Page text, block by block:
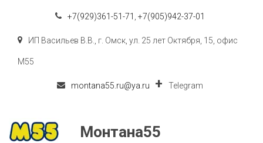
+7(929)361-51-71 +7(905)942-37-01
ИП Васильев В.В. г. Омск ул. 25 лет Октября, 15 офис
M55
montana55.ru@ya.ru Telegram
Монтана55